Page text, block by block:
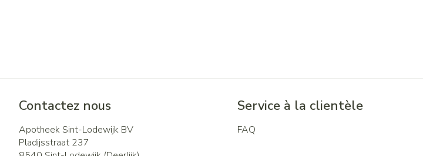
Contactez nous
Apotheek Sint-Lodewijk BV
Pladijsstraat 237
Service à la clientèle
FAQ